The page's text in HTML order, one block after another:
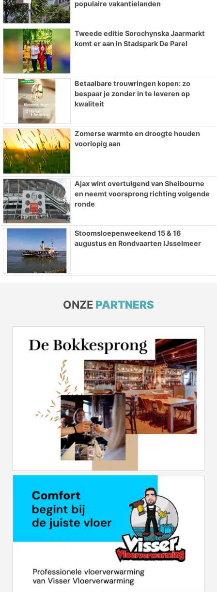
populaire vakantielanden
Tweede editie Sorochynska Jaarmarkt
komt er aan in Stadspark De Parel
Betaalbare trouwringen kopen: zo
bespaar je zonder in te leveren op
kwaliteit
Zomerse warmte en droogte houden
voorlopig aan
Ajax wint overtuigend van Shelbourne
en neemt voorsprong richting volgende
ronde
Stoomsloepenweekend 15 & 16
augustus en Rondvaarten IJsselmeer
ONZE PARTNERS